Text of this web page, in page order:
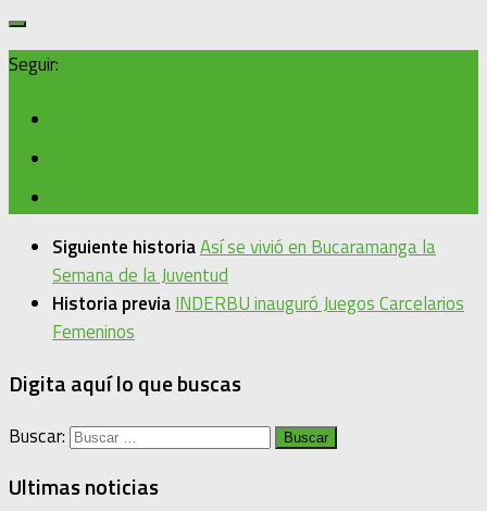
Seguir:
Siguiente historiaAsí se vivió en Bucaramanga la
Semana de la Juventud
Historia previaINDERBU inauguró Juegos Carcelarios
Femeninos
Digita aquí lo que buscas
Buscar:
Ultimas noticias